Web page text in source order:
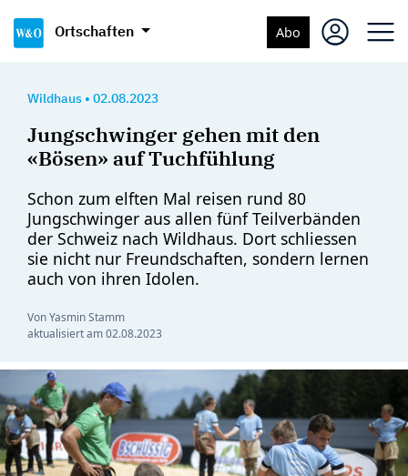
Ortschaften Abo
Wildhaus • 02.08.2023
Jungschwinger gehen mit den
«Bösen» auf Tuchfühlung
Schon zum elften Mal reisen rund 80
Jungschwinger aus allen fünf Teilverbänden
der Schweiz nach Wildhaus. Dort schliessen
sie nicht nur Freundschaften, sondern lernen
auch von ihren Idolen.
Von Yasmin Stamm
aktualisiert am02.08.2023